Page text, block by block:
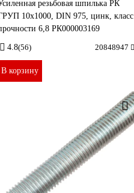
резьбовая шпилька РК
10x1000, DIN 975, цинк, класс
6,8 РК000003169
4.8(56) 20848947
В корзину